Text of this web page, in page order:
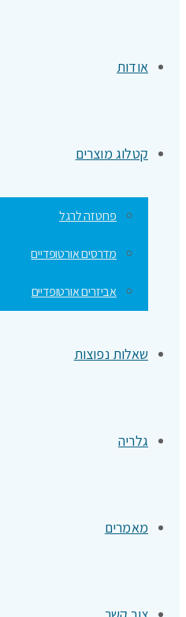
אודות
קטלוג מוצרים
פרוטזה לרגל
מדרסים אורטופדיים
אביזרים אורטופדיים
שאלות נפוצות
גלריה
מאמרים